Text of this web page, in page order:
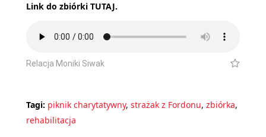
Link do zbiórki TUTAJ.
Relacja Moniki Siwak
Tagi: piknik charytatywny, strażak z Fordonu, zbiórka,
rehabilitacja